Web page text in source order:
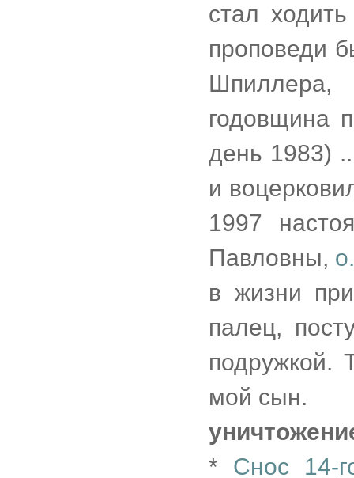
стал
проповеди
годовщина
день 1983)
и
1997
Павловны,
в жизни
палец,
подружкой.
мой сын.
* Снос 14-